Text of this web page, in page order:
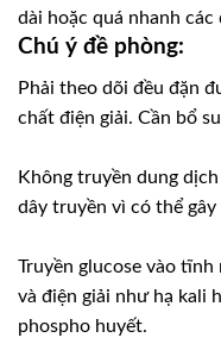
dài hoặc quá nhanh
Chú ý đề phòng:
Phải theo dõi đều đặn
chất điện giải. Cần bổ
Không truyền dung
dây truyền vì có thể
Truyền glucose vào
và điện giải như hạ kali
phospho huyết.